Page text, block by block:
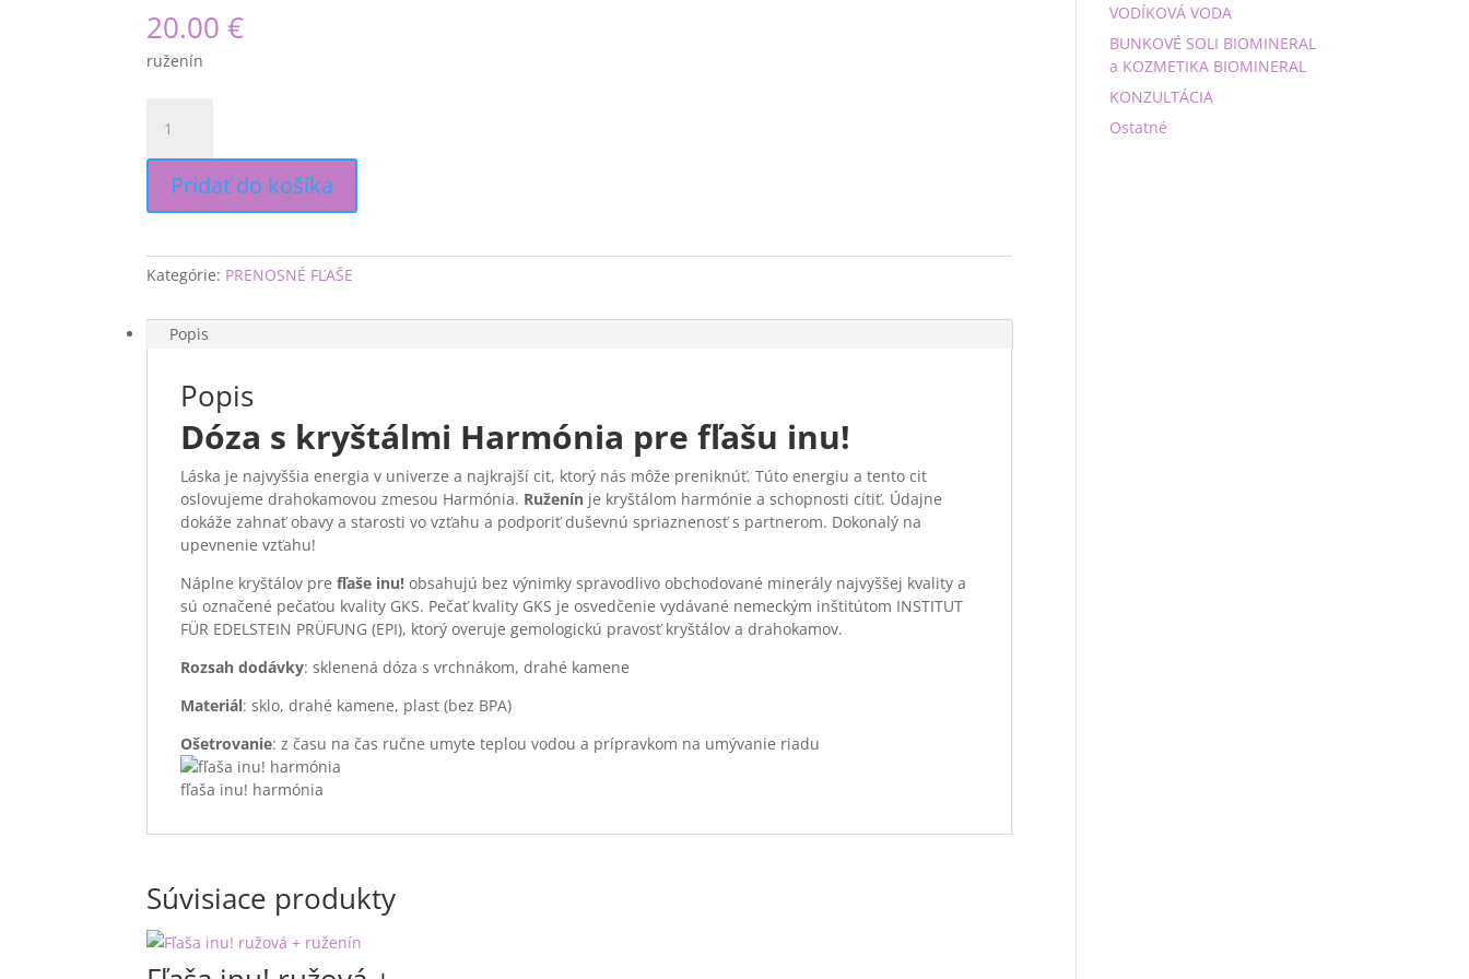
20.00€
ruženín
Dóza
s
kryštálmi
Harmónia
inu!
Pridať do košíka
Kategórie: PRENOSNÉ FĽAŠE
Popis
Popis
Dóza s kryštálmi Harmónia pre fľašu inu!
Láska je najvyššia energia v univerze a najkrajší cit, ktorý nás môže preniknúť. Túto energiu a tento cit
oslovujeme drahokamovou zmesou Harmónia. Ruženín je kryštálom harmónie a schopnosti cítiť. Údajne
dokáže zahnať obavy a starosti vo vzťahu a podporiť duševnú spriaznenosť s partnerom. Dokonalý na
upevnenie vzťahu!
Náplne kryštálov prefľaše inu! obsahujú bez výnimky spravodlivo obchodované minerály najvyššej kvality a
sú označené pečaťou kvality GKS. Pečať kvality GKS je osvedčenie vydávané nemeckým inštitútom INSTITUT
FÜR EDELSTEIN PRÜFUNG (EPI), ktorý overuje gemologickú pravosť kryštálov a drahokamov.
Rozsah dodávky: sklenená dóza s vrchnákom, drahé kamene
Materiál: sklo, drahé kamene, plast (bez BPA)
Ošetrovanie: z času na čas ručne umyte teplou vodou a prípravkom na umývanie riadu
fľaša inu! harmónia
Súvisiace produkty
VODÍKOVÁ VODA
BUNKOVÉ SOLI BIOMINERAL
a KOZMETIKA BIOMINERAL
KONZULTÁCIA
Ostatné